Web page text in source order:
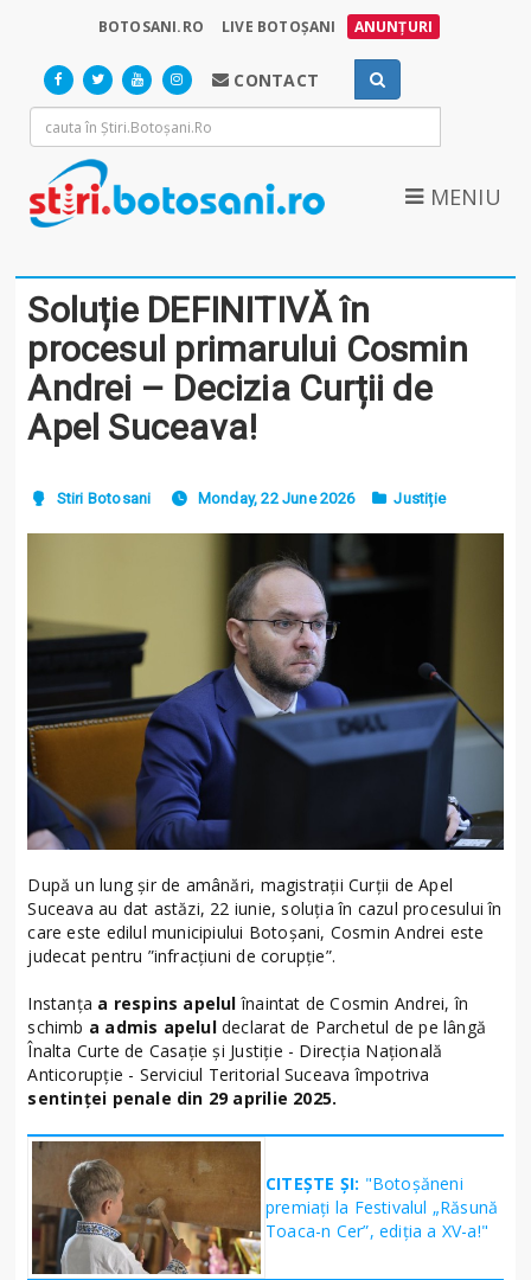
BOTOSANI.RO LIVE BOTOȘANI ANUNȚURI
CONTACT
MENIU
Soluție DEFINITIVĂ în
procesul primarului Cosmin
Andrei – Decizia Curții de
Apel Suceava!
Stiri Botosani Monday, 22 June 2026 Justiție
După un lung șir de amânări, magistrații Curții de Apel
Suceava au dat astăzi, 22 iunie, soluția în cazul procesului în
care este edilul municipiului Botoșani, Cosmin Andrei este
judecat pentru ”infracțiuni de corupție”.
Instanța a respins apelulînaintat de Cosmin Andrei, în
schimb a admis apeluldeclarat de Parchetul de pe lângă
Înalta Curte de Casație și Justiție - Direcţia Naţională
Anticorupţie - Serviciul Teritorial Suceava împotriva
sentinței penale din 29 aprilie 2025.
CITEȘTE ȘI: "Botoșăneni
premiați la Festivalul „Răsună
Toaca-n Cer”, ediția a XV-a!"